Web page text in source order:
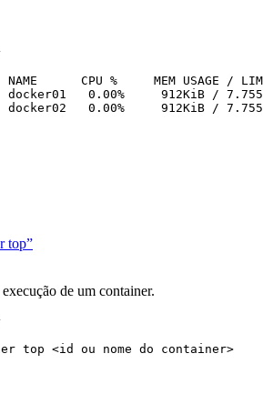
NAME CPU % MEM USAGE /
docker01 0.00% 912KiB /
docker02 0.00% 912KiB /
top”
de um container.
top <id ou nome do container>